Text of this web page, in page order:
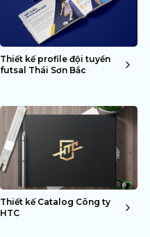
Thiết kế profile đội tuyển
futsal Thái Sơn Bắc
Thiết kế Catalog Công ty
HTC